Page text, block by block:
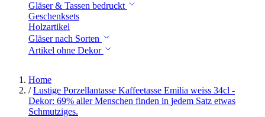
Gläser & Tassen bedruckt
Geschenksets
Holzartikel
Gläser nach Sorten
Artikel ohne Dekor
Home
/ Lustige Porzellantasse Kaffeetasse Emilia weiss 34cl -
Dekor: 69% aller Menschen finden in jedem Satz etwas
Schmutziges.